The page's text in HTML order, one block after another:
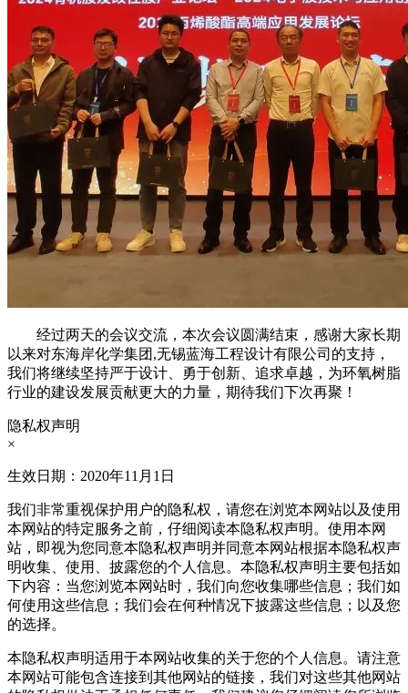
经过两天的会议交流，本次会议圆满结束，感谢大家长期
以来对东海岸化学集团,无锡蓝海工程设计有限公司的支持，
我们将继续坚持严于设计、勇于创新、追求卓越，为环氧树脂
行业的建设发展贡献更大的力量，期待我们下次再聚！
隐私权声明
×
生效日期：2020年11月1日
我们非常重视保护用户的隐私权，请您在浏览本网站以及使用
本网站的特定服务之前，仔细阅读本隐私权声明。使用本网
站，即视为您同意本隐私权声明并同意本网站根据本隐私权声
明收集、使用、披露您的个人信息。本隐私权声明主要包括如
下内容：当您浏览本网站时，我们向您收集哪些信息；我们如
何使用这些信息；我们会在何种情况下披露这些信息；以及您
的选择。
本隐私权声明适用于本网站收集的关于您的个人信息。请注意
本网站可能包含连接到其他网站的链接，我们对这些其他网站